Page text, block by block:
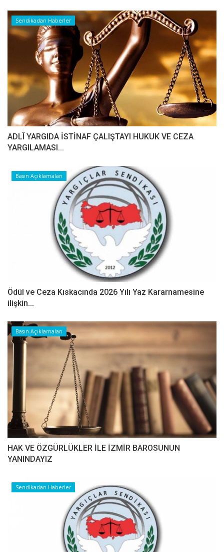
Sendikadan Haberler
ADLÎ YARGIDA İSTİNAF ÇALIŞTAYI HUKUK VE CEZA
YARGILAMASI...
Basın Açıklamaları
Ödül ve Ceza Kıskacında 2026 Yılı Yaz Kararnamesine
ilişkin...
Basın Açıklamaları
HAK VE ÖZGÜRLÜKLER İLE İZMİR BAROSUNUN
YANINDAYIZ
Sendikadan Haberler